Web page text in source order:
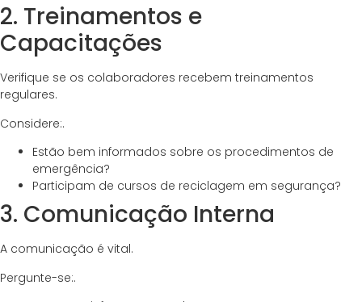
2. Treinamentos e
Capacitações
Verifique se os colaboradores recebem treinamentos
regulares.
Considere:.
Estão bem informados sobre os procedimentos de
emergência?
Participam de cursos de reciclagem em segurança?
3. Comunicação Interna
A comunicação é vital.
Pergunte-se:.